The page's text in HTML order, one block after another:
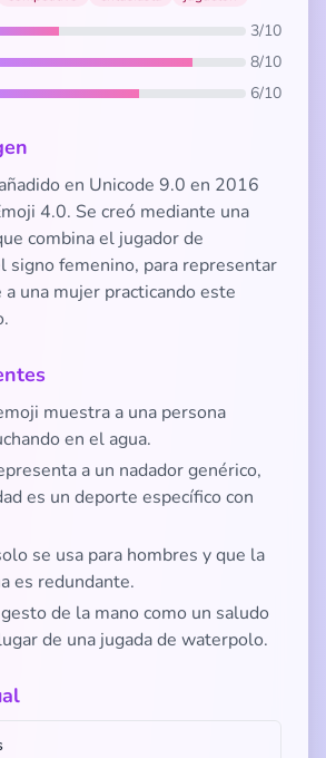
3/10
8/10
6/10
en Unicode 9.0 en 2016
4.0. Se creó mediante una
combina el jugador de
signo femenino, para representar
una mujer practicando este
muestra a una persona
en el agua.
a un nadador genérico,
es un deporte específico con
se usa para hombres y que la
es redundante.
de la mano como un saludo
de una jugada de waterpolo.